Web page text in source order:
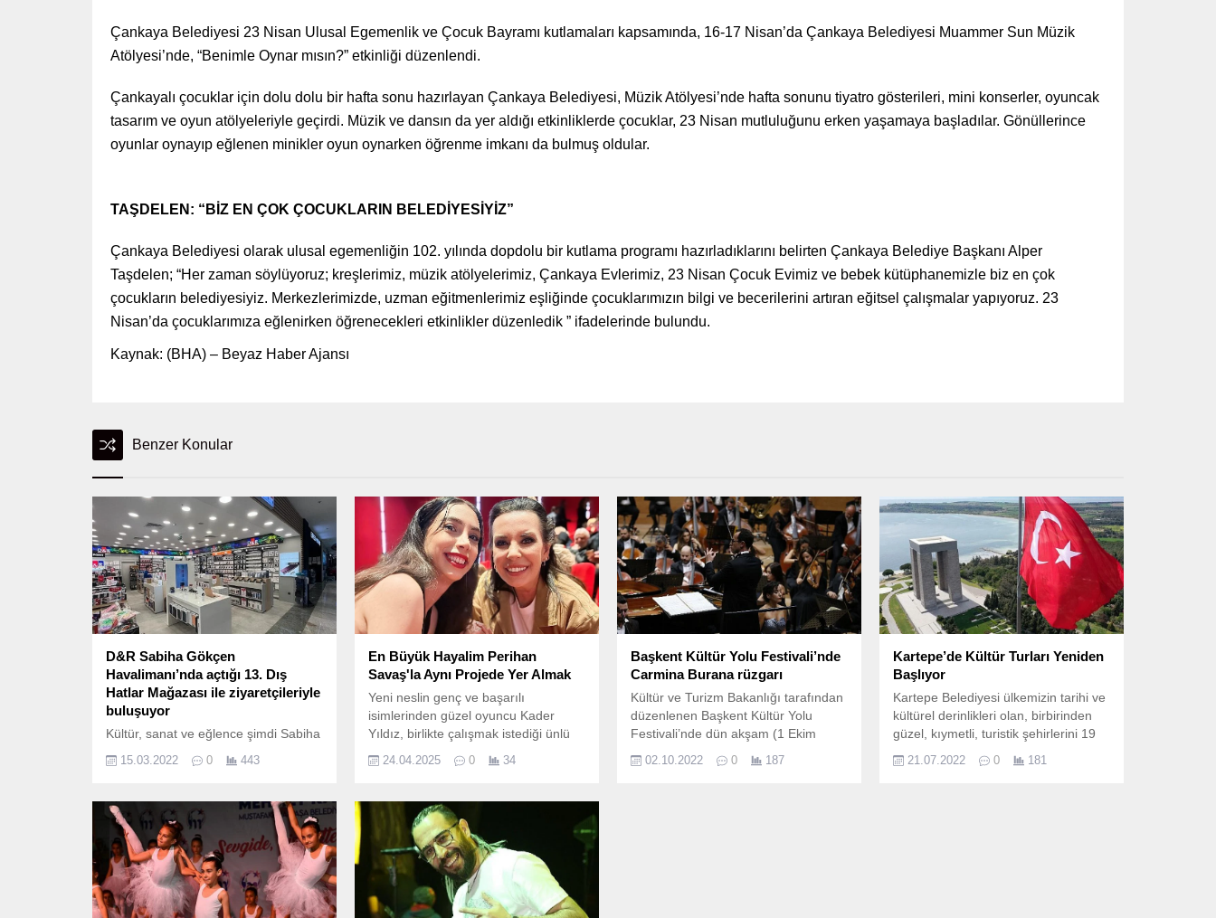
Çankaya Belediyesi 23 Nisan Ulusal Egemenlik ve Çocuk Bayramı kutlamaları kapsamında, 16-17 Nisan’da Çankaya Belediyesi Muammer Sun Müzik
Atölyesi’nde, “Benimle Oynar mısın?” etkinliği düzenlendi.
Çankayalı çocuklar için dolu dolu bir hafta sonu hazırlayan Çankaya Belediyesi, Müzik Atölyesi’nde hafta sonunu tiyatro gösterileri, mini konserler, oyuncak
tasarım ve oyun atölyeleriyle geçirdi. Müzik ve dansın da yer aldığı etkinliklerde çocuklar, 23 Nisan mutluluğunu erken yaşamaya başladılar. Gönüllerince
oyunlar oynayıp eğlenen minikler oyun oynarken öğrenme imkanı da bulmuş oldular.
TAŞDELEN: “BİZ EN ÇOK ÇOCUKLARIN BELEDİYESİYİZ”
Çankaya Belediyesi olarak ulusal egemenliğin 102. yılında dopdolu bir kutlama programı hazırladıklarını belirten Çankaya Belediye Başkanı Alper
Taşdelen; “Her zaman söylüyoruz; kreşlerimiz, müzik atölyelerimiz, Çankaya Evlerimiz, 23 Nisan Çocuk Evimiz ve bebek kütüphanemizle biz en çok
çocukların belediyesiyiz. Merkezlerimizde, uzman eğitmenlerimiz eşliğinde çocuklarımızın bilgi ve becerilerini artıran eğitsel çalışmalar yapıyoruz. 23
Nisan’da çocuklarımıza eğlenirken öğrenecekleri etkinlikler düzenledik ” ifadelerinde bulundu.
Kaynak: (BHA) – Beyaz Haber Ajansı
Benzer Konular
D&R Sabiha Gökçen
Havalimanı’nda açtığı 13. Dış
Hatlar Mağazası ile ziyaretçileriyle
buluşuyor
Kültür, sanat ve eğlence şimdi Sabiha
2022 yılındaki büyüme grafiğini
yeni mağazaları ile sürdüren D&R,
İstanbul’daki kültür noktalarına bir
yenisini daha ekledi.
15.03.2022 0 443
En Büyük Hayalim Perihan
Savaş'la Aynı Projede Yer Almak
Yeni neslin genç ve başarılı
isimlerinden güzel oyuncu Kader
Yıldız, birlikte çalışmak istediği ünlü
24.04.2025 0 34
Başkent Kültür Yolu Festivali’nde
Carmina Burana rüzgarı
Kültür ve Turizm Bakanlığı tarafından
düzenlenen Başkent Kültür Yolu
Festivali’nde dün akşam (1 Ekim
rüzgârı esti.
02.10.2022 0 187
Kartepe’de Kültür Turları Yeniden
Başlıyor
Kartepe Belediyesi ülkemizin tarihi ve
kültürel derinlikleri olan, birbirinden
güzel, kıymetli, turistik şehirlerini 19
Kartepeli hemşehrilerine tanıtacak.
21.07.2022 0 181